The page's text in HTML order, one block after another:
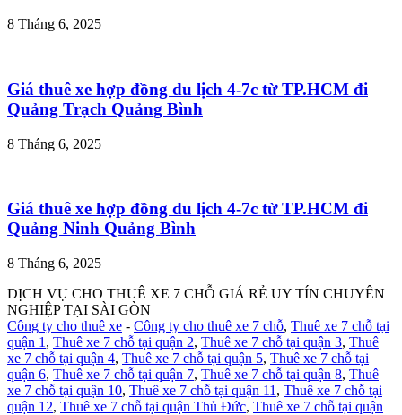
8 Tháng 6, 2025
Giá thuê xe hợp đồng du lịch 4-7c từ TP.HCM đi
Quảng Trạch Quảng Bình
8 Tháng 6, 2025
Giá thuê xe hợp đồng du lịch 4-7c từ TP.HCM đi
Quảng Ninh Quảng Bình
8 Tháng 6, 2025
DỊCH VỤ CHO THUÊ XE 7 CHỖ GIÁ RẺ UY TÍN CHUYÊN
NGHIỆP TẠI SÀI GÒN
Công ty cho thuê xe - Công ty cho thuê xe 7 chỗ, Thuê xe 7 chỗ tại
quận 1 , Thuê xe 7 chỗ tại quận 2, Thuê xe 7 chỗ tại quận 3, Thuê
xe 7 chỗ tại quận 4, Thuê xe 7 chỗ tại quận 5, Thuê xe 7 chỗ tại
quận 6, Thuê xe 7 chỗ tại quận 7, Thuê xe 7 chỗ tại quận 8, Thuê
xe 7 chỗ tại quận 10, Thuê xe 7 chỗ tại quận 11 , Thuê xe 7 chỗ tại
quận 12, Thuê xe 7 chỗ tại quận Thủ Đức, Thuê xe 7 chỗ tại quận